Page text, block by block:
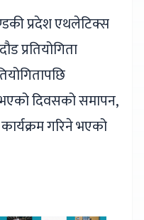
प्रदेश एथलेटिक्स
प्रतियोगिता
दिवसको समापन,
गरिने भएको